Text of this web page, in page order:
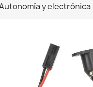
y electrónica